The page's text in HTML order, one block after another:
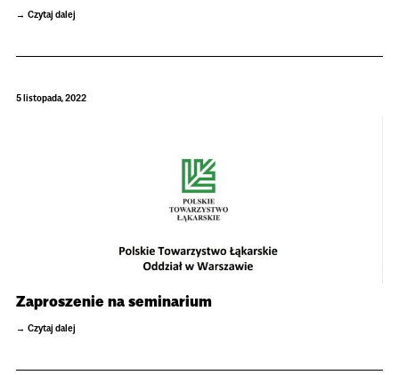
Czytaj dalej
5 listopada, 2022
Zaproszenie na seminarium
Czytaj dalej